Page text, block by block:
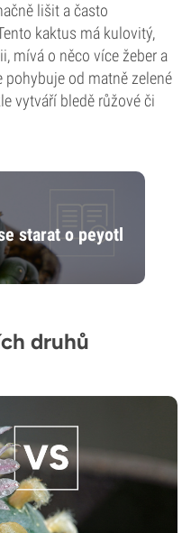
lišit a často
kaktus má kulovitý,
mívá o něco více žeber a
pohybuje od matně zelené
vytváří bledě růžové či
starat o peyotl
druhů